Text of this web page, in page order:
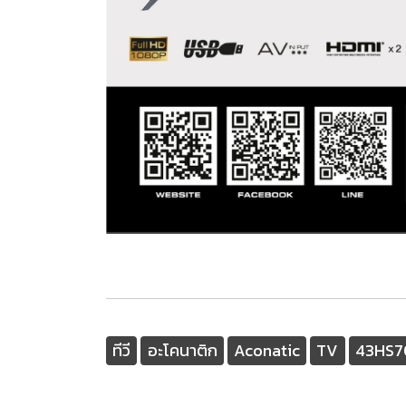
ทีวี อะโคนาติก Aconatic TV